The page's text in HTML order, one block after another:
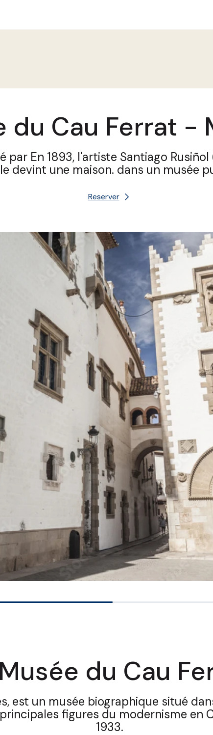
du Cau Ferrat -
par En 1893, l'artiste Santiago
devint une maison. dans un musée
Reserver
du Cau
est un musée biographique situé
figures du modernisme en
1933.